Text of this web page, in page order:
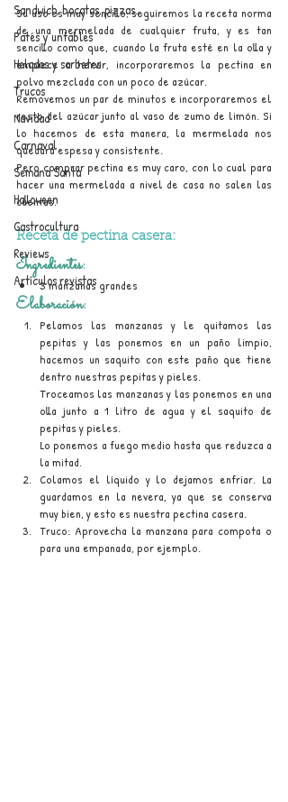
Sandwich, bocatas, pizzas...
Patés y untables
Helados y sorbetes
Trucos
Navidad
Carnaval
Semana Santa
Halloween
Gastrocultura
Reviews
Artículos revistas
Su uso es muy sencillo; seguiremos la receta norma
de una mermelada de cualquier fruta, y es tan
sencillo como que , cuando la fruta esté en la olla y
empiece a hervir, incorporaremos la pectina en
polvo mezclada con un poco de azúcar.
Removemos un par de minutos e incorporaremos el
resto del azúcar junto al vaso de zumo de limón. Si
lo hacemos de esta manera, la mermelada nos
quedará espesa y consistente.
Pero comprar pectina es muy caro, con lo cual para
hacer una mermelada a nivel de casa no salen las
cuentas.
Receta de pectina casera:
Ingredientes:
3 manzanas grandes
Elaboración:
Pelamos las manzanas y le quitamos las
pepitas y las ponemos en un paño limpio,
hacemos un saquito con este paño que tiene
dentro nuestras pepitas y pieles.
Troceamos las manzanas y las ponemos en una
olla junto a 1 litro de agua y el saquito de
pepitas y pieles.
Lo ponemos a fuego medio hasta que reduzca a
la mitad.
Colamos el líquido y lo dejamos enfriar. La
guardamos en la nevera, ya que se conserva
muy bien, y esto es nuestra pectina casera.
Truco: Aprovecha la manzana para compota o
para una empanada, por ejemplo.